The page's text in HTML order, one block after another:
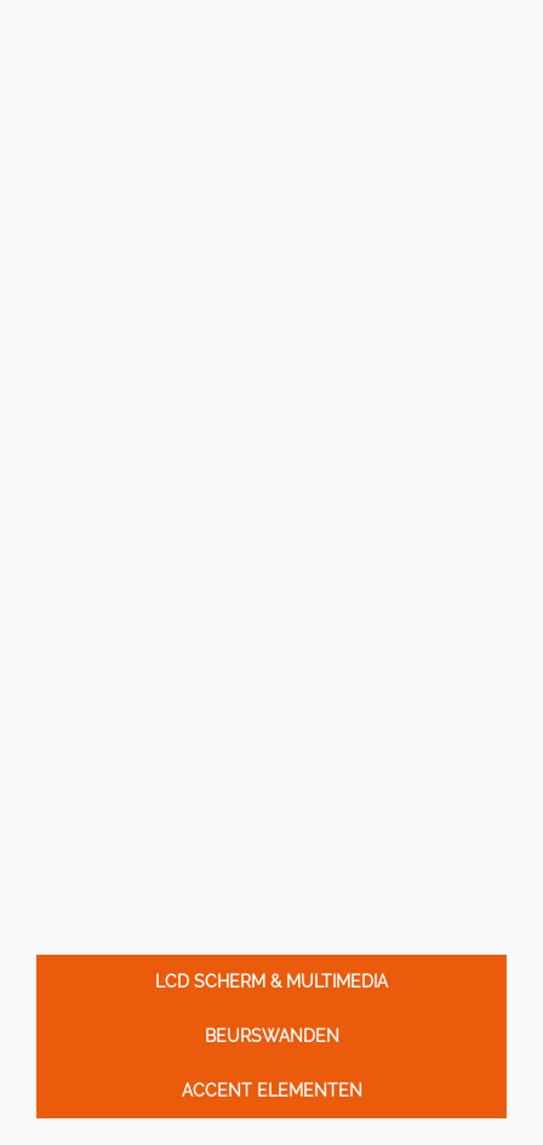
LCD SCHERM & MULTIMEDIA
BEURSWANDEN
ACCENT ELEMENTEN